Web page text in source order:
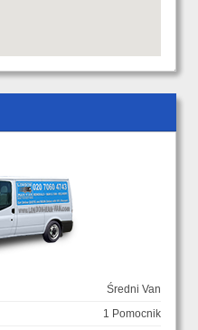
Średni Van
1 Pomocnik